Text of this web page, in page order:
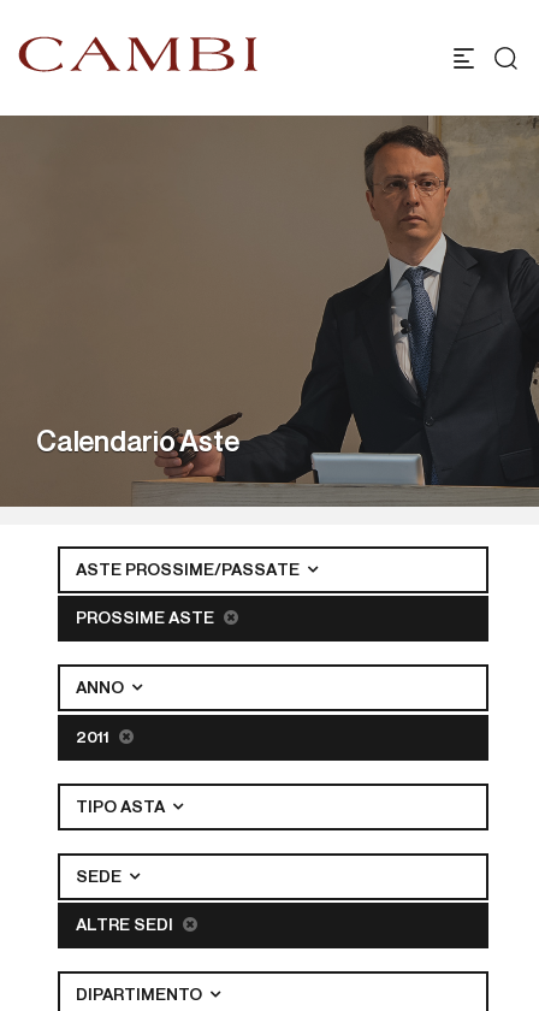
Calendario Aste
ASTE PROSSIME/PASSATE
PROSSIME ASTE
ANNO
2011
TIPO ASTA
SEDE
ALTRE SEDI
DIPARTIMENTO